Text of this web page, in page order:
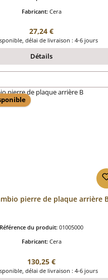
Fabricant: Cera
Prix régulier :
27,24 €
délai de livraison : 4-6 jours
Détails
pierre de plaque arrière
Référence du produit: 01005000
Fabricant: Cera
Prix régulier :
130,25 €
délai de livraison : 4-6 jours